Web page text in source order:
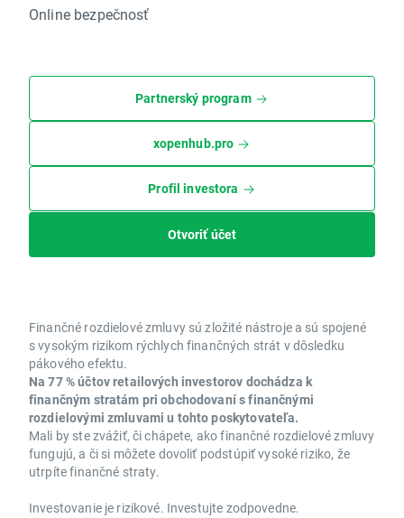
Online bezpečnosť
Partnerský program
xopenhub.pro
Profil investora
Otvoriť účet
Finančné rozdielové zmluvy sú zložité nástroje a sú spojené
s vysokým rizikom rýchlych finančných strát v dôsledku
pákového efektu.
Na 77 % účtov retailových investorov dochádza k
finančným stratám pri obchodovaní s finančnými
rozdielovými zmluvami u tohto poskytovateľa.
Mali by ste zvážiť, či chápete, ako finančné rozdielové zmluvy
fungujú, a či si môžete dovoliť podstúpiť vysoké riziko, že
utrpíte finančné straty.
Investovanie je rizikové. Investujte zodpovedne.